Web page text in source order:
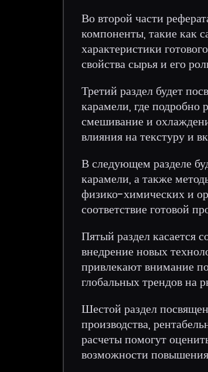
Во второй части
компоненты, такие как
характеристики
свойства сырья и его
Третий раздел будет
карамели, где подробно
смешивание и
влияния на текстуру и
В следующем разделе
карамели, а также
физико-химических и
соответствие готовой
Пятый раздел касается
внедрение новых
привлекают внимание
глобальных трендов на
Шестой раздел
производства,
расчеты помогут
возможности